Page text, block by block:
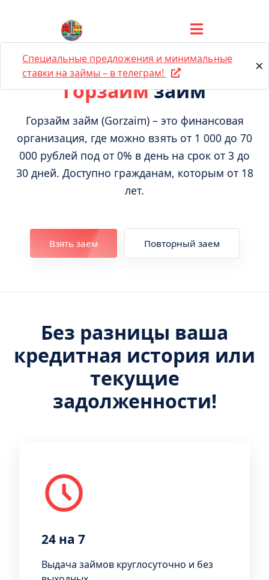
Специальные предложения и минимальные
ставки на займы – в телеграм!
×
Горзаймзайм
Горзайм займ (Gorzaim) – это финансовая
организация, где можно взять от 1 000 до 70
000 рублей под от 0% в день на срок от 3 до
30 дней. Доступно гражданам, которым от 18
лет.
Взять заем Повторный заем
Без разницы ваша
кредитная история или
текущие
задолженности!
24 на 7
Выдача займов круглосуточно и без